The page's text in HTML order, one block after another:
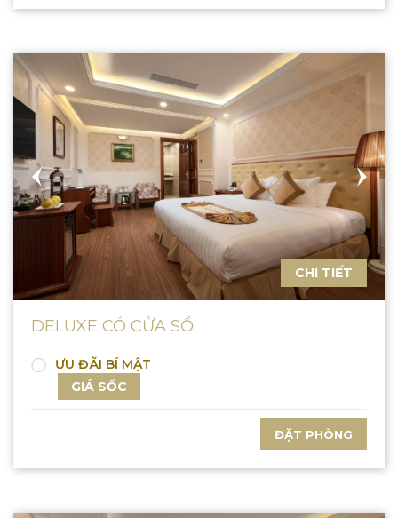
CHI TIẾT
DELUXE CÓ CỬA SỔ
ƯU ĐÃI BÍ MẬT
GIÁ SỐC
ĐẶT PHÒNG